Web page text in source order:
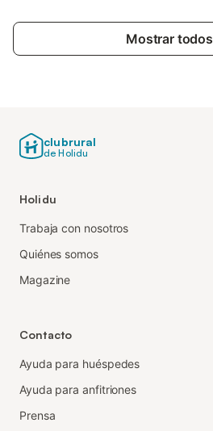
Mostrar todos
clubrural
de Holidu
Holidu
Trabaja con nosotros
Quiénes somos
Magazine
Contacto
Ayuda para huéspedes
Ayuda para anfitriones
Prensa